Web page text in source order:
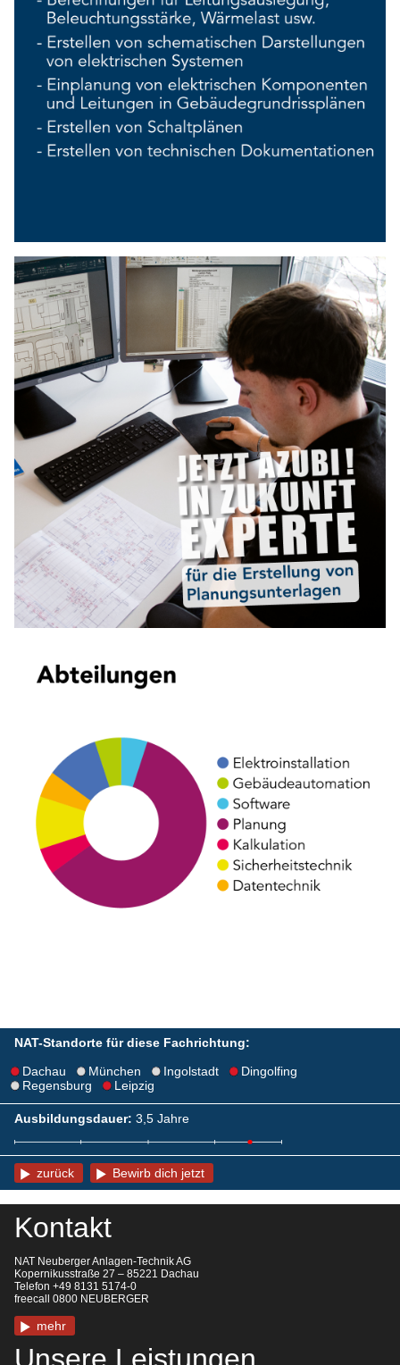
NAT-Standorte für diese Fachrichtung:
Dachau
München Ingolstadt
Dingolfing
Regensburg
Leipzig
Ausbildungsdauer: 3,5 Jahre
zurück Bewirb dich jetzt
Kontakt
NAT Neuberger Anlagen-Technik AG
Kopernikusstraße 27 – 85221 Dachau
Telefon +49 8131 5174-0
freecall 0800 NEUBERGER
mehr